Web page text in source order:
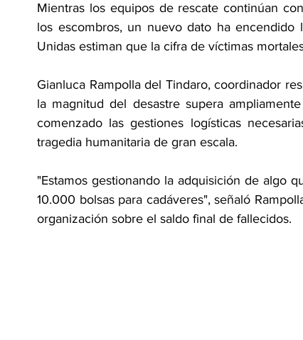
Mientras los equipos de rescate continúan
los escombros, un nuevo dato ha encendido
Unidas estiman que la cifra de víctimas
Gianluca Rampolla del Tindaro, coordinador
la magnitud del desastre supera
comenzado las gestiones logísticas
tragedia humanitaria de gran escala.
"Estamos gestionando la adquisición de algo
10.000 bolsas para cadáveres", señaló
organización sobre el saldo final de fallecidos.